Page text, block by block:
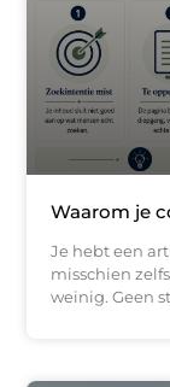
Waarom je
Je hebt een
misschien
weinig. Geen